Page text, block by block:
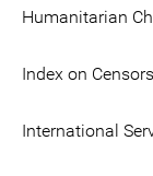
Humanitarian
Index on
International